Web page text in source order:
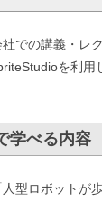
での講義・レ
を利用
学べる内容
型ロボットが